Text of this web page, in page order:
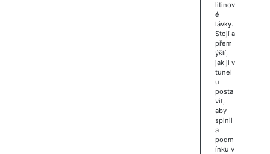
litinov
é
lávky.
Stojí a
přem
ýšlí,
jak ji v
tunel
u
posta
vit,
aby
splnil
a
podm
ínku v